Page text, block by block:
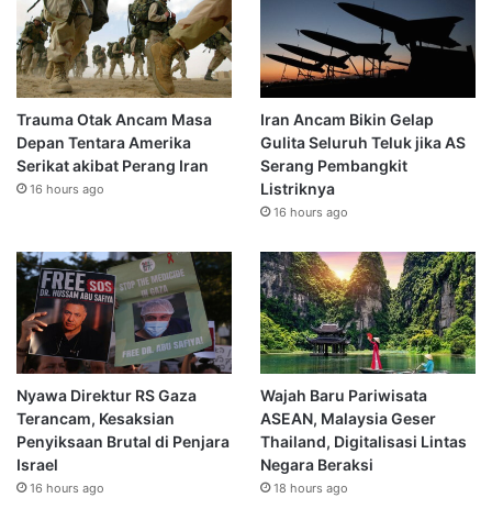
Trauma Otak Ancam Masa
Depan Tentara Amerika
Serikat akibat Perang Iran
16 hours ago
Iran Ancam Bikin Gelap
Gulita Seluruh Teluk jika AS
Serang Pembangkit
Listriknya
16 hours ago
Nyawa Direktur RS Gaza
Terancam, Kesaksian
Penyiksaan Brutal di Penjara
Israel
16 hours ago
Wajah Baru Pariwisata
ASEAN, Malaysia Geser
Thailand, Digitalisasi Lintas
Negara Beraksi
18 hours ago